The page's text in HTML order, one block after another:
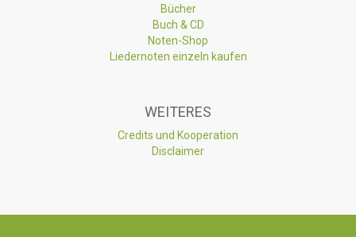
Bücher
Buch & CD
Noten-Shop
Liedernoten einzeln kaufen
WEITERES
Credits und Kooperation
Disclaimer